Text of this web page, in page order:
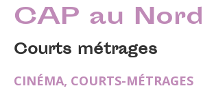
CAP au Nord
Courts métrages
CINÉMA, COURTS-MÉTRAGES